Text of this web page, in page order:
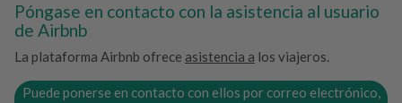
Póngase en contacto con la asistencia al usuario
de Airbnb
La plataforma Airbnb ofrece asistencia a los viajeros.
Puede ponerse en contacto con ellos por correo electrónico,